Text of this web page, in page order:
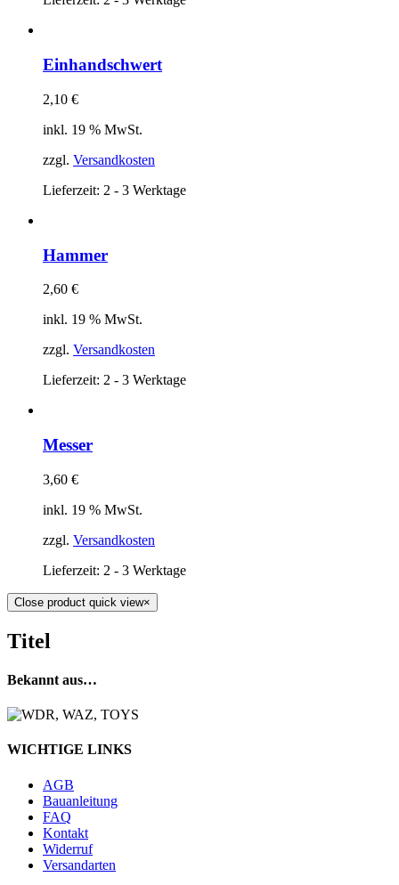
Einhandschwert
2,10 €
inkl. 19 % MwSt.
zzgl. Versandkosten
Lieferzeit: 2 - 3 Werktage
Hammer
2,60 €
inkl. 19 % MwSt.
zzgl. Versandkosten
Lieferzeit: 2 - 3 Werktage
Messer
3,60 €
inkl. 19 % MwSt.
zzgl. Versandkosten
Lieferzeit: 2 - 3 Werktage
Close product quick view×
Titel
Bekannt aus…
WICHTIGE LINKS
AGB
Bauanleitung
FAQ
Kontakt
Widerruf
Versandarten